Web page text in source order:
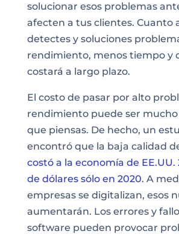
solucionar esos problemas
afecten a tus clientes. Cuanto
detectes y soluciones
rendimiento, menos tiempo y
costará a largo plazo.
El costo de pasar por alto
rendimiento puede ser
que piensas. De hecho, un
encontró que la baja calidad
costó a la economía de EE.UU.
de dólares sólo en 2020. A
empresas se digitalizan, esos
aumentarán. Los errores y
software pueden provocar